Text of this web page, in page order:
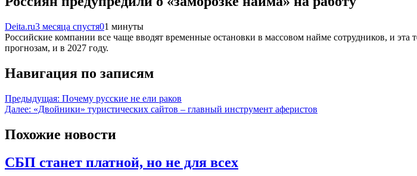
Deita.ru3 месяца спустя01 минуты
Российские компании все чаще вводят временные остановки в массовом найме сотрудников, и
прогнозам, и в 2027 году.
Навигация по записям
Предыдущая: Почему русские не ели раков
Далее: «Двойники» туристических сайтов – главный инструмент аферистов
Похожие новости
СБП станет платной, но не для всех